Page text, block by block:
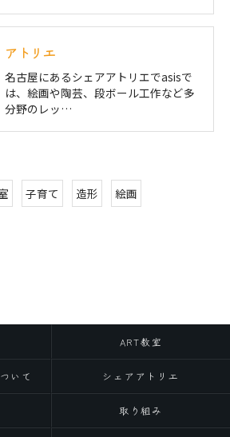
アトリエ
名古屋にあるシェアアトリエでasisで
は、絵画や陶芸、段ボール工作など多
分野のレッ…
子育て 造形 絵画
ART教室
いて シェアアトリエ
取り組み